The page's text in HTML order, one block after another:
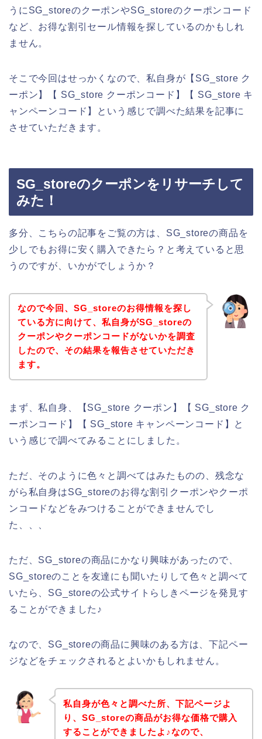
うにSG_storeのクーポンやSG_storeのクーポンコード
など、お得な割引セール情報を探しているのかもしれ
ません。
そこで今回はせっかくなので、私自身が【SG_store ク
ーポン】【 SG_store クーポンコード】【 SG_store キ
ャンペーンコード】という感じで調べた結果を記事に
させていただきます。
SG_storeのクーポンをリサーチして
みた！
多分、こちらの記事をご覧の方は、SG_storeの商品を
少しでもお得に安く購入できたら？と考えていると思
うのですが、いかがでしょうか？
なので今回、SG_storeのお得情報を探し
ている方に向けて、私自身がSG_storeの
クーポンやクーポンコードがないかを調査
したので、その結果を報告させていただき
ます。
まず、私自身、【SG_store クーポン】【 SG_store ク
ーポンコード】【 SG_store キャンペーンコード】と
いう感じで調べてみることにしました。
ただ、そのように色々と調べてはみたものの、残念な
がら私自身はSG_storeのお得な割引クーポンやクーポ
ンコードなどをみつけることができませんでし
た、、、
ただ、SG_storeの商品にかなり興味があったので、
SG_storeのことを友達にも聞いたりして色々と調べて
いたら、SG_storeの公式サイトらしきページを発見す
ることができました♪
なので、SG_storeの商品に興味のある方は、下記ペー
ジなどをチェックされるとよいかもしれません。
私自身が色々と調べた所、下記ページよ
り、SG_storeの商品がお得な価格で購入
することができましたよ♪なので、